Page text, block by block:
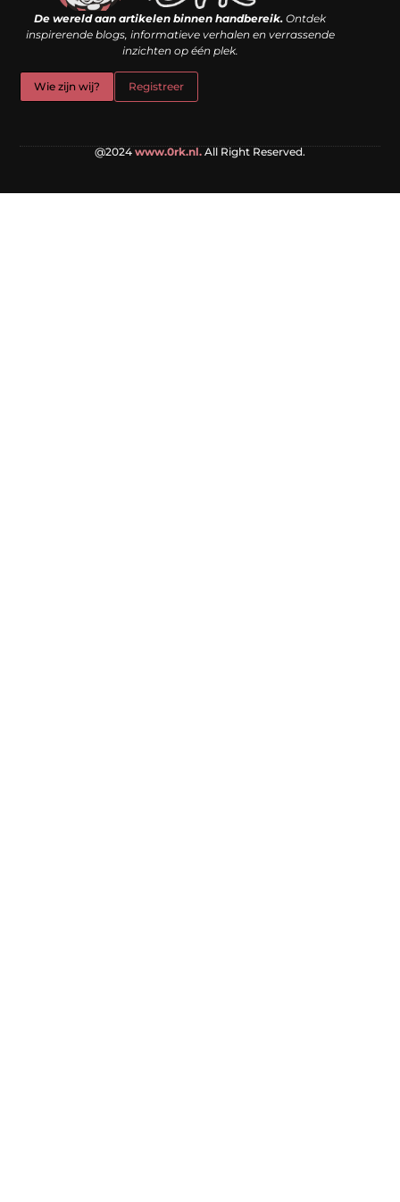
De wereld aan artikelen binnen handbereik. Ontdek
inspirerende blogs, informatieve verhalen en verrassende
inzichten op één plek.
Wie zijn wij? Registreer
@2024 www.0rk.nl. All Right Reserved.